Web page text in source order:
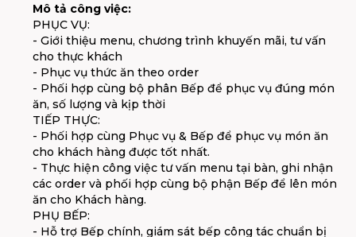
Mô tả công việc:
PHỤC VỤ:
- Giới thiệu menu, chương trình khuyến mãi, tư vấn
cho thực khách
- Phục vụ thức ăn theo order
- Phối hợp cùng bộ phân Bếp để phục vụ đúng món
ăn, số lượng và kịp thời
TIẾP THỰC:
- Phối hợp cùng Phục vụ & Bếp để phục vụ món ăn
cho khách hàng được tốt nhất.
- Thực hiện công việc tư vấn menu tại bàn, ghi nhận
các order và phối hợp cùng bộ phận Bếp để lên món
ăn cho Khách hàng.
PHỤ BẾP:
- Hỗ trợ Bếp chính, giám sát bếp công tác chuẩn bị